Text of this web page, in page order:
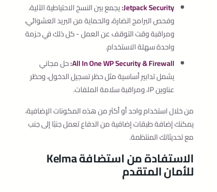
Jetpack Security
:يجمع بين النسخ الاحتياطية الآلية،
وفحص البرامج الضارة، والحماية من البريد العشوائي،
ومراقبة وقت التوقف عن العمل - كل ذلك في حزمة
واحدة سهلة الاستخدام.
All In One WP Security & Firewall
:حل مجاني
يشمل تدابير أساسية مثل حظر تسجيل الدخول، وحظر
عناوين IP، ومراقبة سلامة الملفات.
من خلال استخدام واحد أو أكثر من هذه المكونات الإضافية،
يمكنك إضافة طبقات إضافية من الدفاع تعمل جنبًا إلى جنب
مع تحديثاتك المنتظمة.
الاستفادة من استضافة Kelma
للأمان المتقدم